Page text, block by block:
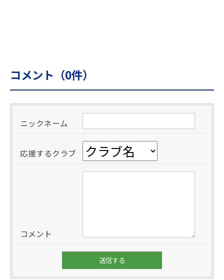
コメント（0件）
ニックネーム
応援するクラブ
コメント